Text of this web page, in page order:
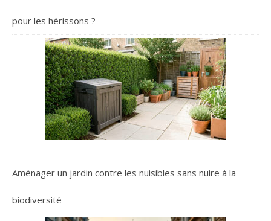
pour les hérissons ?
Aménager un jardin contre les nuisibles sans nuire à la
biodiversité